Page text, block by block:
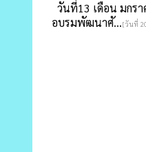
วันที่13 เดือน มกรา
อบรมพัฒนาศั...[วันที่